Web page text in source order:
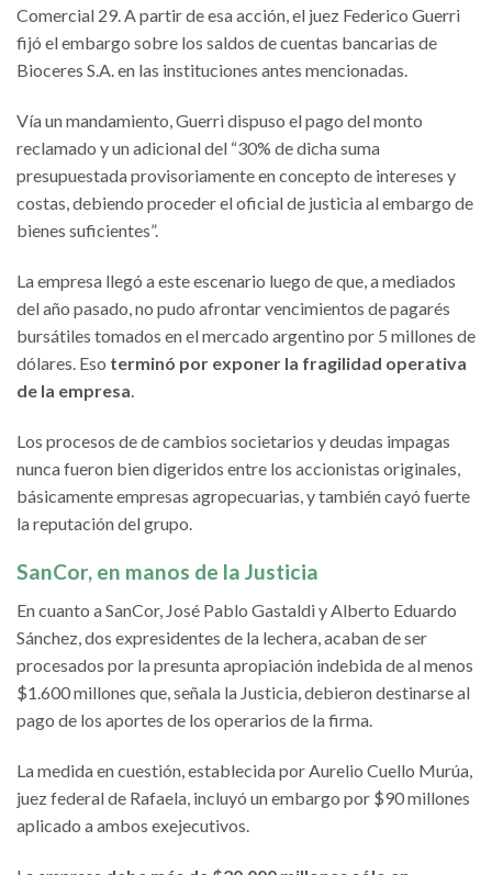
Comercial 29. A partir de esa acción, el juez Federico Guerri
fijó el embargo sobre los saldos de cuentas bancarias de
Bioceres S.A. en las instituciones antes mencionadas.
Vía un mandamiento, Guerri dispuso el pago del monto
reclamado y un adicional del “30% de dicha suma
presupuestada provisoriamente en concepto de intereses y
costas, debiendo proceder el oficial de justicia al embargo de
bienes suficientes”.
La empresa llegó a este escenario luego de que, a mediados
del año pasado, no pudo afrontar vencimientos de pagarés
bursátiles tomados en el mercado argentino por 5 millones de
dólares. Eso terminó por exponer la fragilidad operativa
de la empresa
Los procesos de de cambios societarios y deudas impagas
nunca fueron bien digeridos entre los accionistas originales,
básicamente empresas agropecuarias, y también cayó fuerte
la reputación del grupo.
SanCor, en manos de la Justicia
En cuanto a SanCor, José Pablo Gastaldi y Alberto Eduardo
Sánchez, dos expresidentes de la lechera, acaban de ser
procesados por la presunta apropiación indebida de al menos
$1.600 millones que, señala la Justicia, debieron destinarse al
pago de los aportes de los operarios de la firma.
La medida en cuestión, establecida por Aurelio Cuello Murúa,
juez federal de Rafaela, incluyó un embargo por $90 millones
aplicado a ambos exejecutivos.